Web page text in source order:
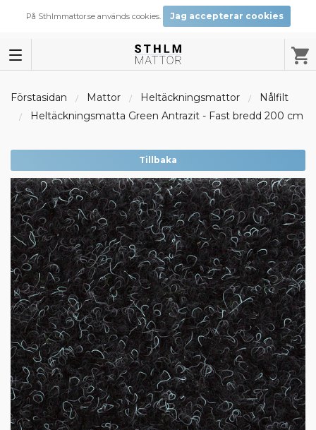
På Sthlmmattor.se används cookies. Jag accepterar cookies
Förstasidan Mattor Heltäckningsmattor
Nålfilt
Heltäckningsmatta Green Antrazit - Fast bredd 200 cm
Tillbaka